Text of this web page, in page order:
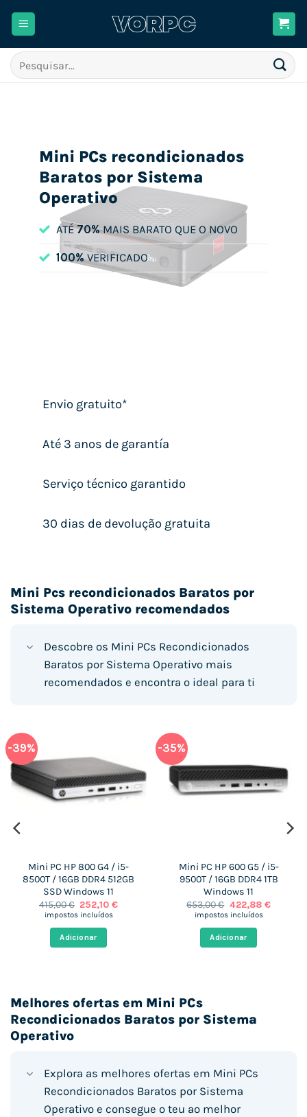
Pesquisar
por:
Mini PCs recondicionados
Baratos por Sistema
Operativo
ATÉ70%MAIS BARATO QUE O NOVO
100%VERIFICADO
Envio gratuito*
Até 3 anos de garantía
Serviço técnico garantido
30 dias de devolução gratuita
Mini Pcs recondicionados Baratos por
Sistema Operativo recomendados
Descobre os Mini PCs Recondicionados
Baratos por Sistema Operativo mais
recomendados e encontra o ideal para ti
-39%
Mini PC HP 800 G4 / i5-
8500T / 16GB DDR4 512GB
SSD Windows 11
415,00€ O
preço
415,00 €.
252,10€O
impostos incluídos
Adicionar
-35%
Mini PC HP 600 G5 / i5-
9500T / 16GB DDR4 1TB
Windows 11
653,00€ O
preço
653,00 €.
422,88 €O
impostos incluídos
Adicionar
Melhores ofertas em Mini PCs
Recondicionados Baratos por Sistema
Operativo
Explora as melhores ofertas em Mini PCs
Recondicionados Baratos por Sistema
Operativo e consegue o teu ao melhor